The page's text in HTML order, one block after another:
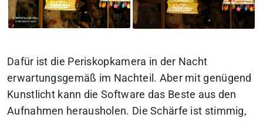
Dafür ist die Periskopkamera in der Nacht
erwartungsgemäß im Nachteil. Aber mit genügend
Kunstlicht kann die Software das Beste aus den
Aufnahmen herausholen. Die Schärfe ist stimmig,